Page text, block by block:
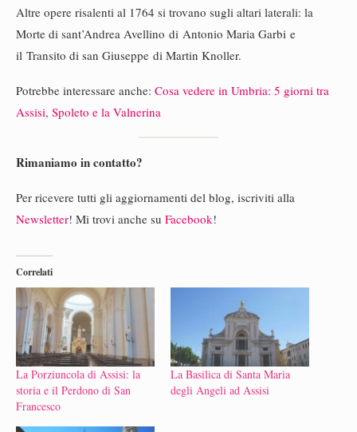
Altre opere risalenti al 1764 si trovano sugli altari laterali: la
Morte di sant’Andrea Avellino di Antonio Maria Garbi e
il Transito di san Giuseppe di Martin Knoller.
Potrebbe interessare anche: Cosa vedere in Umbria: 5 giorni tra
Assisi, Spoleto e la Valnerina
Rimaniamo in contatto?
Per ricevere tutti gli aggiornamenti del blog, iscriviti alla
Newsletter! Mi trovi anche su Facebook!
Correlati
La Porziuncola di Assisi: la
storia e il Perdono di San
Francesco
La Basilica di Santa Maria
degli Angeli ad Assisi